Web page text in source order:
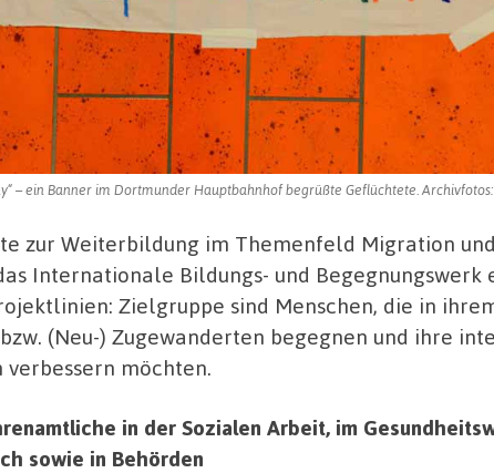
– ein Banner im Dortmunder Hauptbahnhof begrüßte Geflüchtete.
zur Weiterbildung im Themenfeld Migration
Internationale Bildungs- und Begegnungswerk
Zielgruppe sind Menschen, die in
(Neu-) Zugewanderten begegnen und ihre
verbessern möchten.
in der Sozialen Arbeit, im
sowie in Behörden